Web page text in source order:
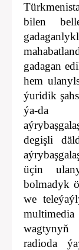
bilen
gadagan
hem
ýuridik
ýa-
degişli
üçin
bolmadyk
we
wagtynyň
radioda